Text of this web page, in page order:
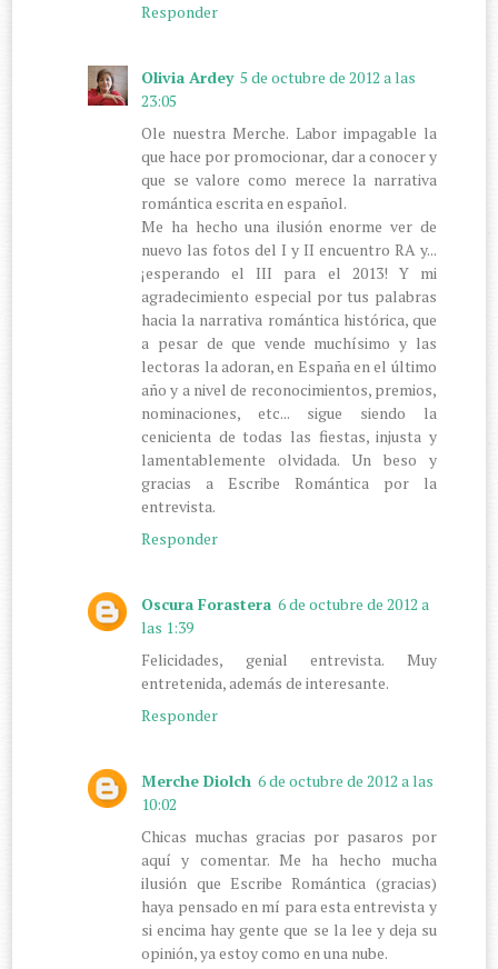
Responder
Olivia Ardey 5 de octubre de 2012 a las
23:05
Ole nuestra Merche. Labor impagable la
que hace por promocionar, dar a conocer y
que se valore como merece la narrativa
romántica escrita en español.
Me ha hecho una ilusión enorme ver de
nuevo las fotos del I y II encuentro RA y...
¡esperando el III para el 2013! Y mi
agradecimiento especial por tus palabras
hacia la narrativa romántica histórica, que
a pesar de que vende muchísimo y las
lectoras la adoran, en España en el último
año y a nivel de reconocimientos, premios,
nominaciones, etc... sigue siendo la
cenicienta de todas las fiestas, injusta y
lamentablemente olvidada. Un beso y
gracias a Escribe Romántica por la
entrevista.
Responder
Oscura Forastera 6 de octubre de 2012 a
las 1:39
Felicidades, genial entrevista. Muy
entretenida, además de interesante.
Responder
Merche Diolch 6 de octubre de 2012 a las
10:02
Chicas muchas gracias por pasaros por
aquí y comentar. Me ha hecho mucha
ilusión que Escribe Romántica (gracias)
haya pensado en mí para esta entrevista y
si encima hay gente que se la lee y deja su
opinión, ya estoy como en una nube.